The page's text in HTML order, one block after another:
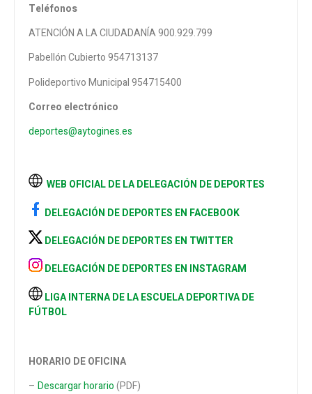
Teléfonos
ATENCIÓN A LA CIUDADANÍA 900.929.799
Pabellón Cubierto 954713137
Polideportivo Municipal 954715400
Correo electrónico
deportes@aytogines.es
WEB OFICIAL DE LA DELEGACIÓN DE DEPORTES
DELEGACIÓN DE DEPORTES EN FACEBOOK
DELEGACIÓN DE DEPORTES EN TWITTER
DELEGACIÓN DE DEPORTES EN INSTAGRAM
LIGA INTERNA DE LA ESCUELA DEPORTIVA DE
FÚTBOL
HORARIO DE OFICINA
– Descargar horario(PDF)